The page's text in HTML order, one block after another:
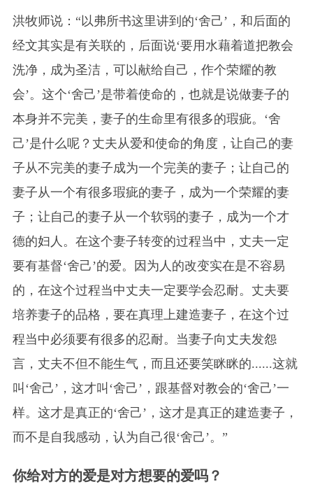
洪牧师说：“以弗所书这里讲到的‘舍己’，和后面的
经文其实是有关联的，后面说‘要用水藉着道把教会
洗净，成为圣洁，可以献给自己，作个荣耀的教
会’。这个‘舍己’是带着使命的，也就是说做妻子的
本身并不完美，妻子的生命里有很多的瑕疵。‘舍
己’是什么呢？丈夫从爱和使命的角度，让自己的妻
子从不完美的妻子成为一个完美的妻子；让自己的
妻子从一个有很多瑕疵的妻子，成为一个荣耀的妻
子；让自己的妻子从一个软弱的妻子，成为一个才
德的妇人。在这个妻子转变的过程当中，丈夫一定
要有基督‘舍己’的爱。因为人的改变实在是不容易
的，在这个过程当中丈夫一定要学会忍耐。丈夫要
培养妻子的品格，要在真理上建造妻子，在这个过
程当中必须要有很多的忍耐。当妻子向丈夫发怨
言，丈夫不但不能生气，而且还要笑眯眯的......这就
叫‘舍己’，这才叫‘舍己’，跟基督对教会的‘舍己’一
样。这才是真正的‘舍己’，这才是真正的建造妻子，
而不是自我感动，认为自己很‘舍己’。”
你给对方的爱是对方想要的爱吗？